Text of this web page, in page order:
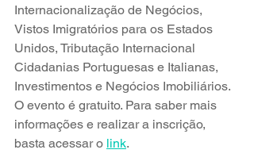
Internacionalização de Negócios,
Vistos Imigratórios para os Estados
Unidos, Tributação Internacional
Cidadanias Portuguesas e Italianas,
Investimentos e Negócios Imobiliários.
O evento é gratuito. Para saber mais
informações e realizar a inscrição,
basta acessar o link.